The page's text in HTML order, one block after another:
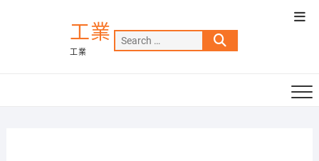
工業
工業
Search
…